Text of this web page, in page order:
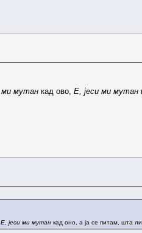
ми мутан кад ово, Е, јеси ми мутан
Е, јеси ми мутан кад оно, а ја се питам, шта